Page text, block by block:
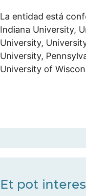
La entidad está
Indiana University,
University,
University,
University of
Et pot